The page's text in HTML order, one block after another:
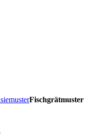
Fischgrätmuster